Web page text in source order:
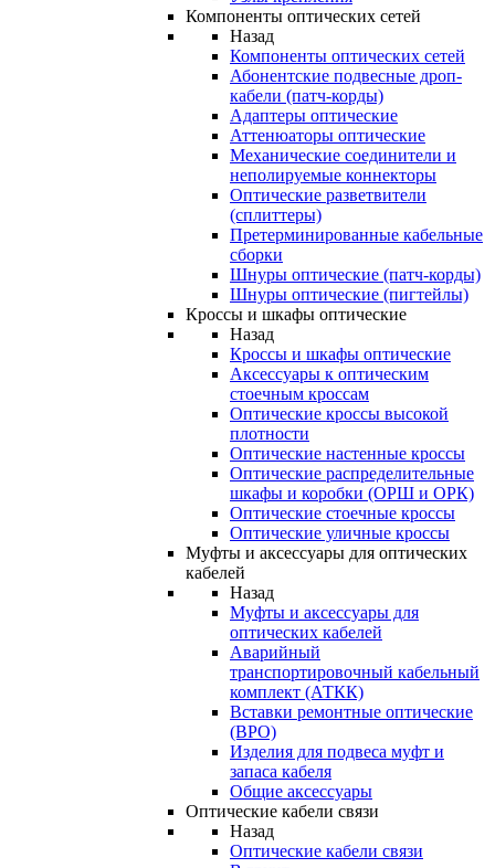
Компоненты оптических сетей
Назад
Компоненты оптических сетей
Абонентские подвесные дроп-
кабели (патч-корды)
Адаптеры оптические
Аттенюаторы оптические
Механические соединители и
неполируемые коннекторы
Оптические разветвители
(сплиттеры)
Претерминированные кабельные
сборки
Шнуры оптические (патч-корды)
Шнуры оптические (пигтейлы)
Кроссы и шкафы оптические
Назад
Кроссы и шкафы оптические
Аксессуары к оптическим
стоечным кроссам
Оптические кроссы высокой
плотности
Оптические настенные кроссы
Оптические распределительные
шкафы и коробки (ОРШ и ОРК)
Оптические стоечные кроссы
Оптические уличные кроссы
Муфты и аксессуары для оптических
кабелей
Назад
Муфты и аксессуары для
оптических кабелей
Аварийный
транспортировочный кабельный
комплект (АТКК)
Вставки ремонтные оптические
(ВРО)
Изделия для подвеса муфт и
запаса кабеля
Общие аксессуары
Оптические кабели связи
Назад
Оптические кабели связи